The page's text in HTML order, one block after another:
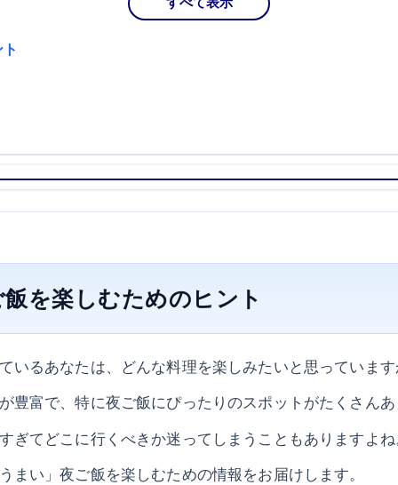
を楽しむためのヒント
いるあなたは、どんな料理を楽しみたいと思っていま
豊富で、特に夜ご飯にぴったりのスポットがたくさん
ぎてどこに行くべきか迷ってしまうこともありますよ
まい」夜ご飯を楽しむための情報をお届けします。